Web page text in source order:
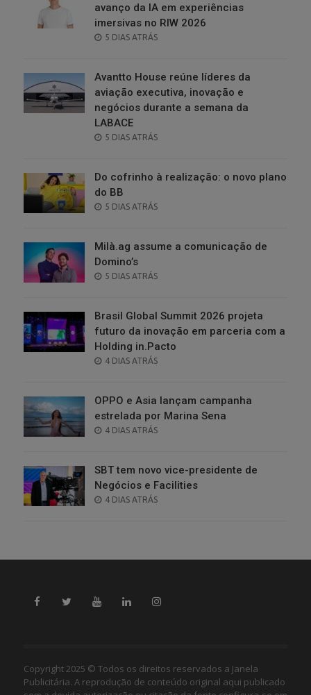
avanço da IA em experiências
imersivas no RIW 2026
POSTED
5 DIAS ATRÁS
Avantto House reúne líderes da
aviação executiva, inovação e
negócios durante a semana da
LABACE
POSTED
5 DIAS ATRÁS
Do cofrinho à realização: o novo plano
do BB
POSTED
5 DIAS ATRÁS
Milà.ag assume a comunicação de
Domino’s
POSTED
5 DIAS ATRÁS
Brasil Global Summit 2026 projeta
futuro da inovação em parceria com a
Holding in.Pacto
POSTED
4 DIAS ATRÁS
OPPO e Asia lançam campanha
estrelada por Marina Sena
POSTED
4 DIAS ATRÁS
SBT tem novo vice-presidente de
Negócios e Facilities
POSTED
4 DIAS ATRÁS
Copyright 2025 © Todos os direitos reservados a Janela
Publicitária. A reprodução de conteúdo original aqui publicado